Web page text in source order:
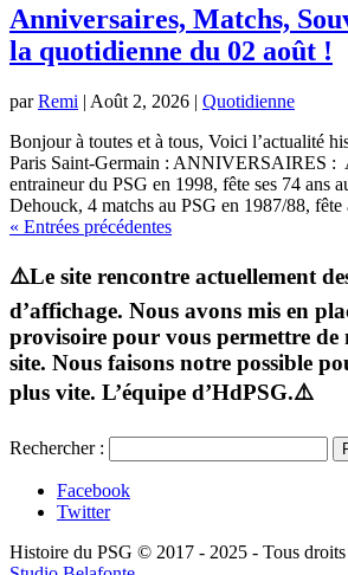
Anniversaires, Matchs,
la quotidienne du 02 août !
parRemi | Août 2, 2026 | Quotidienne
Bonjour à toutes et à tous, Voici l’actualité
Paris Saint-Germain : ANNIVERSAIRES :
entraineur du PSG en 1998, fête ses 74 ans
Dehouck, 4 matchs au PSG en 1987/88, fête
« Entrées précédentes
⚠️Le site rencontre actuellement
d’affichage. Nous avons mis en
provisoire pour vous permettre de
site. Nous faisons notre possible
plus vite. L’équipe d’HdPSG.⚠️
Rechercher :
Facebook
Twitter
Histoire du PSG © 2017 - 2025 - Tous droits